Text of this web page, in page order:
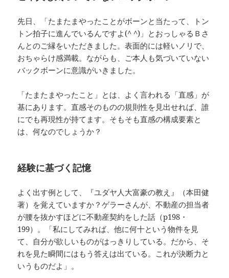
先日、「たまたまやったことがボーンと当たって、トン
トン拍子に進んでいるんですよ(^ ^)」とおっしゃるＢさ
んとのご縁をいただきました。表面的には軽いノリで、
おちゃらけ感満載。ながらも、ご本人も気づいていない
バックボーンに意識がいきました。
「たまたまやったこと」とは、よく言われる「直感」が
基にあります。直感そのものの規則性を見出せれば、誰
にでも再現性が持てます。そもそも直感の構成要素と
は、何なのでしょうか？
経験に基づく記憶
よく出す例として、『ユダヤ人大富豪の教え』（本田健
著）を覚えていますか？ゲラーさんが、不動産の担当者
が腰を抜かすほどに不動産契約をした話（p198・
199）。「私にしてみれば、他に何十という物件を見
て、自分が欲しいものがはっきりしている。だから、そ
れを見た瞬間にはもう答えは出ている。これが決断力と
いうものだよ」。